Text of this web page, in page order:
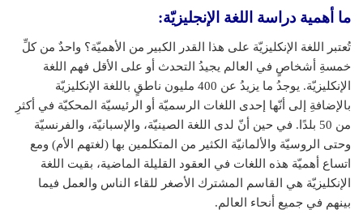
ما أهمية دراسة اللغة الإنجليزيّة:
تُعتبر اللغة الإنكليزيّة على هذا القدر الكبير من الأهميّة؟ واحدٌ من كلِّ
خمسةِ أشخاصٍ في العالم يجيدُ التحدث أو على الأقل فهم اللغة
الإنكليزيّة. يوجدُ ما يزيدُ عن 400 مليون ناطقٍ باللغة الإنكليزيّة
بالإضافةِ إلى أنّها إحدى اللغات الرسميّة أو الرئيسيّة المحكيّة في أكثرِ
من 50 بلدًا. في حين أنّ لدى اللغة الصينيّة، والإسبانيّة، والفرنسيّة
وحتى الروسيّة والألمانيّة الكثير من المتكلمين بها (لغتهم الأم) ومع
اتساع أهميّة هذه اللغات في العقود القليلة الماضية، بقيت اللغة
الإنكليزيّة هي القاسم المشترك الأصغر للقاء الناس والعمل فيما
بينهم في جميع أنحاء العالم.